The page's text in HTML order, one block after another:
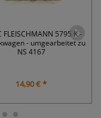
FLEISCHMANN 5795 K -
- umgearbeitet zu
NS 4167
14,90 € *